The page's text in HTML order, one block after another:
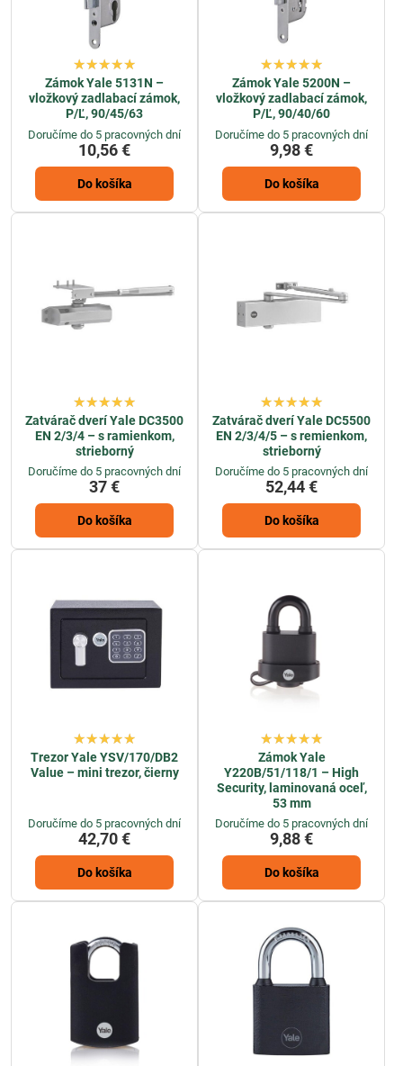
Zámok Yale 5131N –
vložkový zadlabací zámok,
P/Ľ, 90/45/63
Doručíme do 5 pracovných dní
10,56 €
Do košíka
Zámok Yale 5200N –
vložkový zadlabací zámok,
P/Ľ, 90/40/60
Doručíme do 5 pracovných dní
9,98 €
Do košíka
Zatvárač dverí Yale DC3500
EN 2/3/4 – s ramienkom,
strieborný
Doručíme do 5 pracovných dní
37 €
Do košíka
Zatvárač dverí Yale DC5500
EN 2/3/4/5 – s remienkom,
strieborný
Doručíme do 5 pracovných dní
52,44 €
Do košíka
Trezor Yale YSV/170/DB2
Value – mini trezor, čierny
Doručíme do 5 pracovných dní
42,70 €
Do košíka
Zámok Yale
Y220B/51/118/1 – High
Security, laminovaná oceľ,
53 mm
Doručíme do 5 pracovných dní
9,88 €
Do košíka